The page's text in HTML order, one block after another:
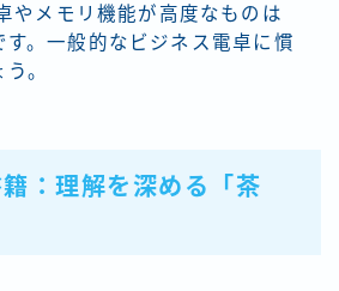
やメモリ機能が高度なものは
す。一般的なビジネス電卓に慣
。
：理解を深める「茶